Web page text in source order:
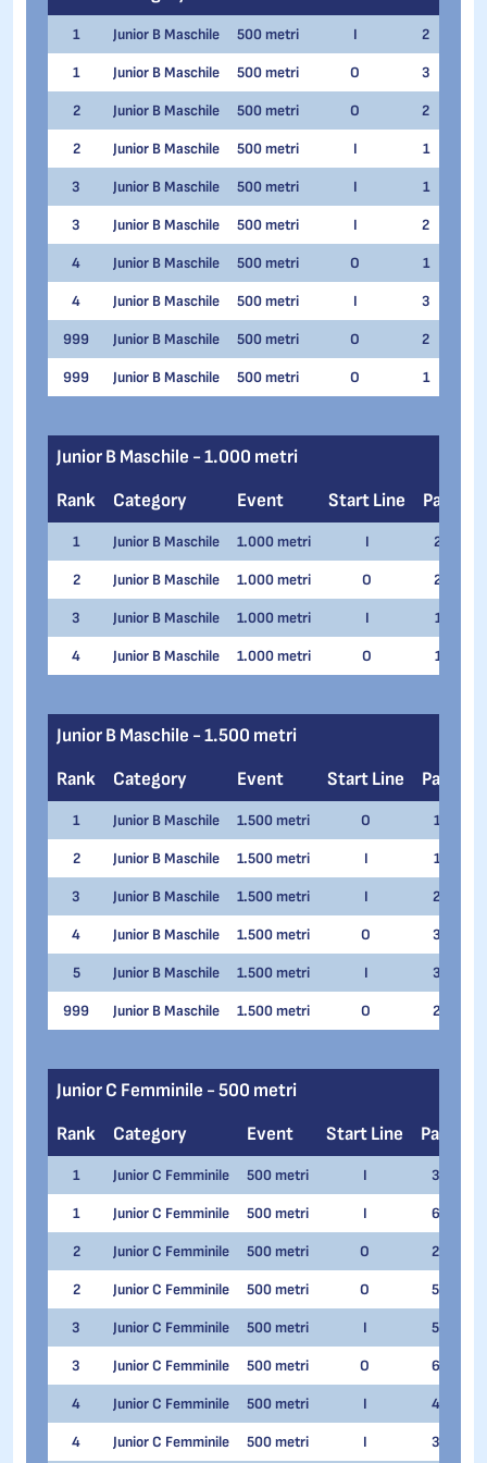
1 Junior B Maschile 500 metri I 2
1 Junior B Maschile 500 metri O 3
2 Junior B Maschile 500 metri O 2
2 Junior B Maschile 500 metri I 1
3 Junior B Maschile 500 metri I 1
3 Junior B Maschile 500 metri I 2
4 Junior B Maschile 500 metri O 1
4 Junior B Maschile 500 metri I 3
999 Junior B Maschile 500 metri O 2
999 Junior B Maschile 500 metri O 1
Junior B Maschile - 1.000 metri
Rank
Category Event Start Line Pair
1 Junior B Maschile 1.000 metri I 2
2 Junior B Maschile 1.000 metri O 2
3 Junior B Maschile 1.000 metri I 1
4 Junior B Maschile 1.000 metri O 1
Junior B Maschile - 1.500 metri
Rank
Category Event Start Line Pair
1 Junior B Maschile 1.500 metri O 1
2 Junior B Maschile 1.500 metri I 1
3 Junior B Maschile 1.500 metri I 2
4 Junior B Maschile 1.500 metri O 3
5 Junior B Maschile 1.500 metri I 3
999 Junior B Maschile 1.500 metri O 2
Junior C Femminile - 500 metri
Rank
Category Event Start Line Pair
1 Junior C Femminile 500 metri I 3
1 Junior C Femminile 500 metri I 6
2 Junior C Femminile 500 metri O 2
2 Junior C Femminile 500 metri O 5
3 Junior C Femminile 500 metri I 5
3 Junior C Femminile 500 metri O 6
4 Junior C Femminile 500 metri I 4
4 Junior C Femminile 500 metri I 3